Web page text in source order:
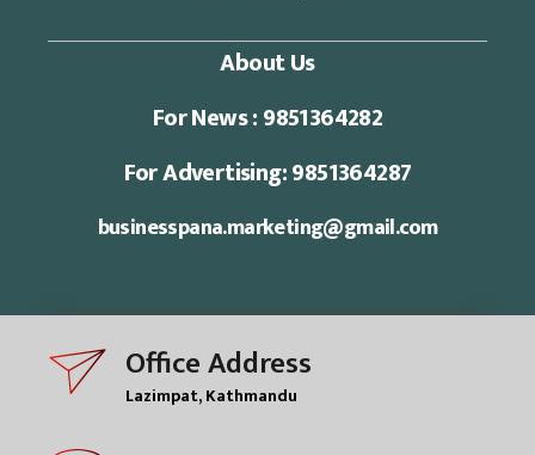
About Us
For News : 9851364282
For Advertising: 9851364287
businesspana.marketing@gmail.com
Office Address
Lazimpat, Kathmandu